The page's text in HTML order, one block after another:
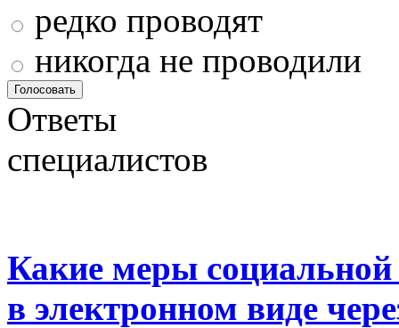
редко проводят
никогда не проводили
Ответы
специалистов
Какие меры
в электронном виде